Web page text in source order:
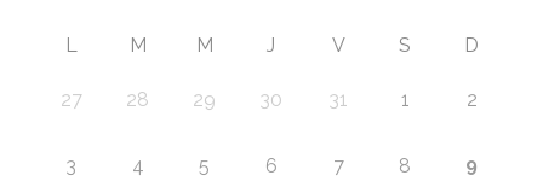
L M M J V S D
27 28 29 30 31 1 2
3 4 5 6 7 8 9